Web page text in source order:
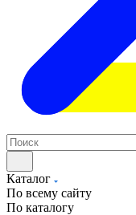
Каталог
По всему сайту
По каталогу